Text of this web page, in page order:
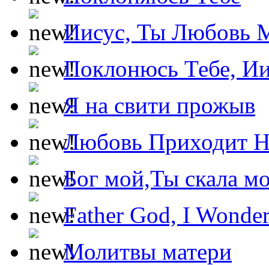
Иисус, Ты Любовь
Поклонюсь Тебе,
Я на свити прожыв
Любовь Приходит
Бог мой,Ты скала
Father God, I
Молитвы матери